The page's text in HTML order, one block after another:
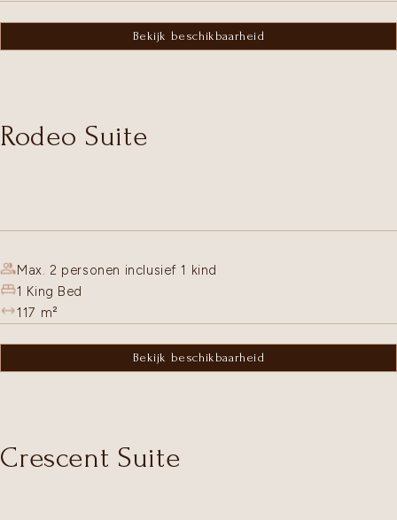
Bekijk beschikbaarheid
Rodeo Suite
Max. 2 personen inclusief 1 kind
1 King Bed
117 m²
Bekijk beschikbaarheid
Crescent Suite